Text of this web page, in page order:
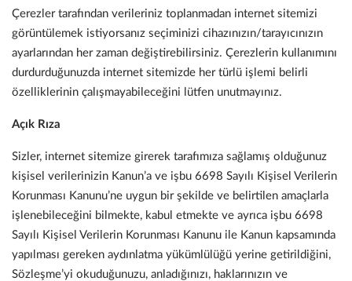
Çerezler tarafından verileriniz toplanmadan internet sitemizi
görüntülemek istiyorsanız seçiminizi cihazınızın/tarayıcınızın
ayarlarından her zaman değiştirebilirsiniz. Çerezlerin kullanımını
durdurduğunuzda internet sitemizde her türlü işlemi belirli
özelliklerinin çalışmayabileceğini lütfen unutmayınız.
Açık Rıza
Sizler, internet sitemize girerek tarafımıza sağlamış olduğunuz
kişisel verilerinizin Kanun’a ve işbu 6698 Sayılı Kişisel Verilerin
Korunması Kanunu’ne uygun bir şekilde ve belirtilen amaçlarla
işlenebileceğini bilmekte, kabul etmekte ve ayrıca işbu 6698
Sayılı Kişisel Verilerin Korunması Kanunu ile Kanun kapsamında
yapılması gereken aydınlatma yükümlülüğü yerine getirildiğini,
Sözleşme’yi okuduğunuzu, anladığınızı, haklarınızın ve